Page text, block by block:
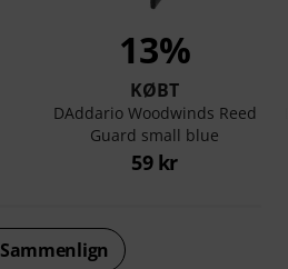
13%
KØBT
DAddario Woodwinds Reed
Guard small blue
59 kr
Sammenlign